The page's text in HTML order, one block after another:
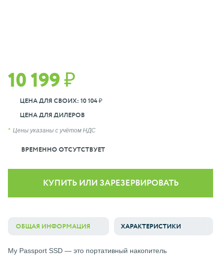
10 199 ₽
ЦЕНА ДЛЯ СВОИХ: 10 104 ₽
ЦЕНА ДЛЯ ДИЛЕРОВ
Цены указаны с учётом НДС
ВРЕМЕННО ОТСУТСТВУЕТ
КУПИТЬ ИЛИ ЗАРЕЗЕРВИРОВАТЬ
ОБЩАЯ ИНФОРМАЦИЯ ХАРАКТЕРИСТИКИ
My Passport SSD — это портативный накопитель